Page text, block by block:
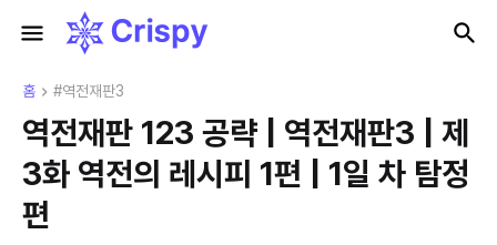
홈 #역전재판3
역전재판 123 공략 | 역전재판3 | 제
3화 역전의 레시피 1편 | 1일 차 탐정
편